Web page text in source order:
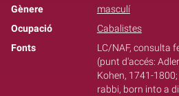
Gènere
masculí
Ocupació
Cabalistes
Fonts
LC/NAF, consulta
(punt d'accés:
Kohen, 1741-
rabbi, born into a